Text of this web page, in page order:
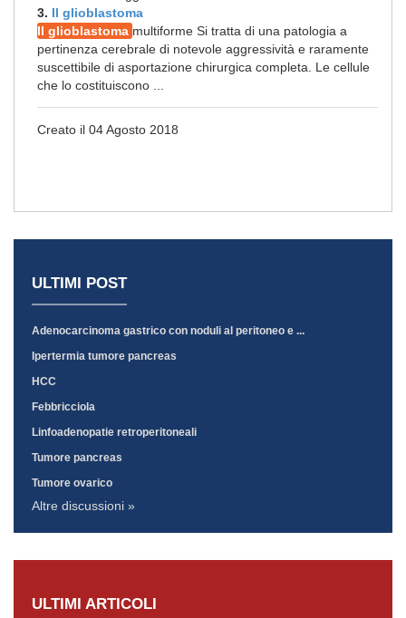
3. Il glioblastoma
Il glioblastoma multiforme Si tratta di una patologia a
pertinenza cerebrale di notevole aggressività e raramente
suscettibile di asportazione chirurgica completa. Le cellule
che lo costituiscono ...
Creato il 04 Agosto 2018
ULTIMI POST
Adenocarcinoma gastrico con noduli al peritoneo e ...
Ipertermia tumore pancreas
HCC
Febbricciola
Linfoadenopatie retroperitoneali
Tumore pancreas
Tumore ovarico
Altre discussioni »
ULTIMI ARTICOLI